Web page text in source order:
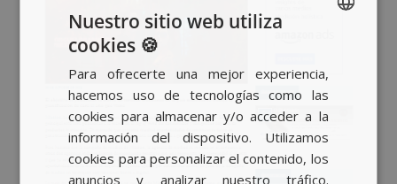
BASQUE
ENGLISH
Nuestro sitio web utiliza
cookies 🍪
Para ofrecerte una mejor experiencia,
hacemos uso de tecnologías como las
cookies para almacenar y/o acceder a la
información del dispositivo. Utilizamos
cookies para personalizar el contenido, los
anuncios y analizar nuestro tráfico.